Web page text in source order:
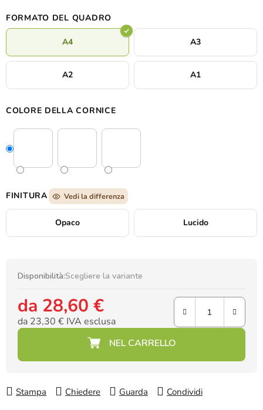
FORMATO DEL QUADRO
A4 A3
A2 A1
COLORE DELLA CORNICE
FINITURA Vedi la differenza
Opaco Lucido
Disponibilità:Scegliere la variante
da 28,60 €
da 23,30 € IVA esclusa
Prezzo della misura:
Stampa Chiedere Guarda Condividi